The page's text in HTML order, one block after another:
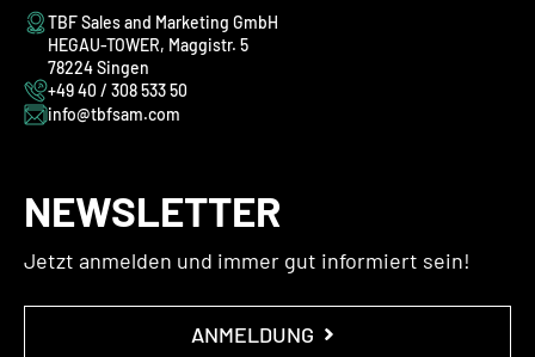
TBF Sales and Marketing GmbH
HEGAU-TOWER, Maggistr. 5
78224 Singen
+49 40 / 308 533 50
info@tbfsam.com
NEWSLETTER
Jetzt anmelden und immer gut informiert sein!
ANMELDUNG